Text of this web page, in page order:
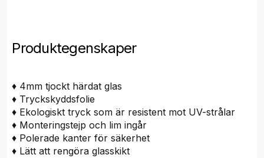
Produktegenskaper
♦ 4mm tjockt härdat glas
♦ Tryckskyddsfolie
♦ Ekologiskt tryck som är resistent mot UV-strålar
♦ Monteringstejp och lim ingår
♦ Polerade kanter för säkerhet
♦ Lätt att rengöra glasskikt